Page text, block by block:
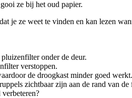
ze bij het oud papier.
je ze weet te vinden en kan lezen
onder de deur.
verstoppen.
de droogkast minder goed werkt.
zichtbaar zijn aan de rand van